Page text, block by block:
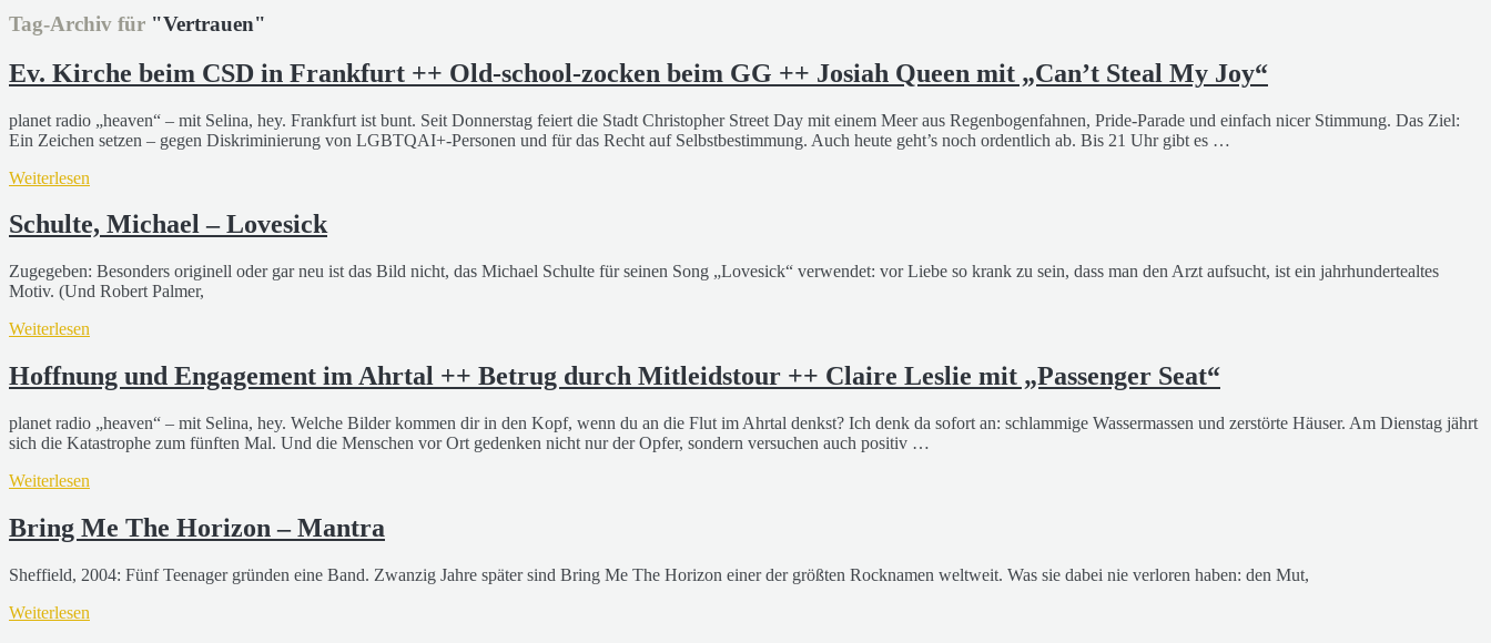
Tag-Archiv für "Vertrauen"
Ev. Kirche beim CSD in Frankfurt ++ Old-school-zocken beim GG ++ Josiah Queen mit „Can’t Steal My Joy“
planet radio „heaven“ – mit Selina, hey. Frankfurt ist bunt. Seit Donnerstag feiert die Stadt Christopher Street Day mit einem Meer aus Regenbogenfahnen, Pride-Parade und einfach nicer Stimmung. Das Ziel:
Ein Zeichen setzen – gegen Diskriminierung von LGBTQAI+-Personen und für das Recht auf Selbstbestimmung. Auch heute geht’s noch ordentlich ab. Bis 21 Uhr gibt es …
Weiterlesen
Schulte, Michael – Lovesick
Zugegeben: Besonders originell oder gar neu ist das Bild nicht, das Michael Schulte für seinen Song „Lovesick“ verwendet: vor Liebe so krank zu sein, dass man den Arzt aufsucht, ist ein jahrhundertealtes
Motiv. (Und Robert Palmer,
Weiterlesen
Hoffnung und Engagement im Ahrtal ++ Betrug durch Mitleidstour ++ Claire Leslie mit „Passenger Seat“
planet radio „heaven“ – mit Selina, hey. Welche Bilder kommen dir in den Kopf, wenn du an die Flut im Ahrtal denkst? Ich denk da sofort an: schlammige Wassermassen und zerstörte Häuser. Am Dienstag jährt
sich die Katastrophe zum fünften Mal. Und die Menschen vor Ort gedenken nicht nur der Opfer, sondern versuchen auch positiv …
Weiterlesen
Bring Me The Horizon – Mantra
Sheffield, 2004: Fünf Teenager gründen eine Band. Zwanzig Jahre später sind Bring Me The Horizon einer der größten Rocknamen weltweit. Was sie dabei nie verloren haben: den Mut,
Weiterlesen